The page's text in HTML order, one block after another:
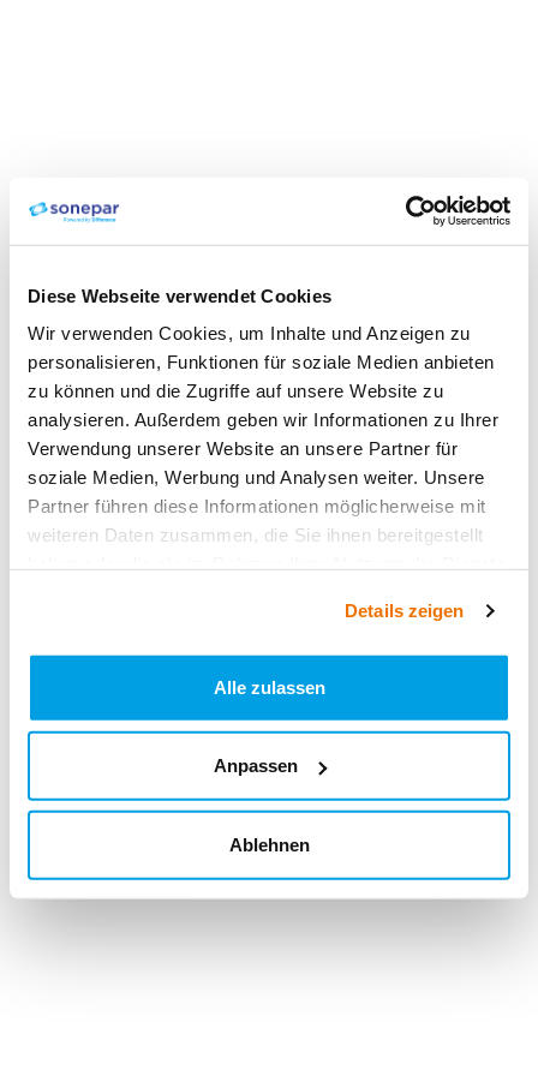
Diese Webseite verwendet Cookies
Wir verwenden Cookies, um Inhalte und Anzeigen zu
personalisieren, Funktionen für soziale Medien anbieten
zu können und die Zugriffe auf unsere Website zu
analysieren. Außerdem geben wir Informationen zu Ihrer
Verwendung unserer Website an unsere Partner für
soziale Medien, Werbung und Analysen weiter. Unsere
Partner führen diese Informationen möglicherweise mit
weiteren Daten zusammen, die Sie ihnen bereitgestellt
Details zeigen
Alle zulassen
Anpassen
Ablehnen